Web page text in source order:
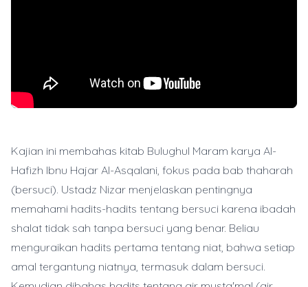
Kajian ini membahas kitab Bulughul Maram karya Al-
Hafizh Ibnu Hajar Al-Asqalani, fokus pada bab thaharah
(bersuci). Ustadz Nizar menjelaskan pentingnya
memahami hadits-hadits tentang bersuci karena ibadah
shalat tidak sah tanpa bersuci yang benar. Beliau
menguraikan hadits pertama tentang niat, bahwa setiap
amal tergantung niatnya, termasuk dalam bersuci.